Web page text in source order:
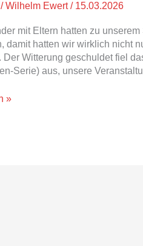
Wilhelm Ewert/ 15.03.2026
mit Eltern hatten zu
damit hatten wir wirklich nicht
Der Witterung geschuldet fiel
Serie) aus, unsere
»